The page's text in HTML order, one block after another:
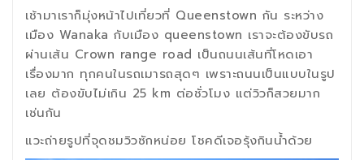
เช้ามาเราก็มุ่งหน้าไปเที่ยวที่ Queenstown กัน ระหว่าง
เมือง Wanaka กับเมือง queenstown เราจะต้องขับรถ
ผ่านเส้น Crown range road เป็นถนนเส้นที่โหดเอา
เรื่องมาก ทุกคนในรถเมารถสุดๆ เพราะถนนเป็นแบบในรูป
เลย ต้องขับไม่เกิน 25 km ต่อชั่วโมง แต่วิวก็สวยมาก
เช่นกัน
แวะถ่ายรูปที่จุดชมวิวซักหน่อย โชคดีเจอรุ้งกินน้ำด้วย